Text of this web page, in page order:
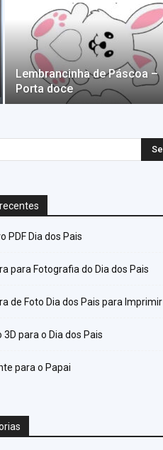
Lembrancinha de Páscoa –
Porta doce
PDF Dia dos Pais
para Fotografia do Dia dos Pais
de Foto Dia dos Pais para Imprimir
3D para o Dia dos Pais
para o Papai